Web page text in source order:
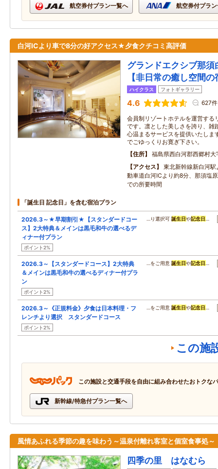
航空券付プラン一覧へ 航空券付プラ
白河ICより車で8分の好アクセス★夕食クチコミ高評価
グランドエクシブ那
【非日常の癒し空間の
ハイクラス フォトギャラリー
4.6 627件
会員制リゾートホテルを運営する
です。凛とした美しさを誇り、雑
心温まるサービスを提供いたしま
でごゆっくりお寛ぎ下さい。
住所
福島県西白河郡西郷村
アクセス
東北新幹線新白河
動車道白河ICより約8分、那須塩
での所要時間
「誕生日 記念日」を含む宿泊プラン
2026.3～★早期割引★【スタンダードコー
ス】2大特典＆メインは黒毛和牛の選べるデ
ィナー付プラン
ポイント2%
…り選択可誕生日や記念日 …
2026.3～【スタンダードコース】2大特典
＆メインは黒毛和牛の選べるディナー付プラ
ン
ポイント2%
…をご用意誕生日や記念日 …
2026.3～《正規料金》夕食は日本料理・フ
レンチより選択 スタンダードコース
ポイント2%
…をご用意誕生日や記念日 …
この施
この施設と交通手段を自由に組み合わせたおトクな
新幹線/特急付プラン一覧へ
風情あふれる季節の趣を味わう～温泉付離れ客室と個室食事処～
四季の里 はなむら